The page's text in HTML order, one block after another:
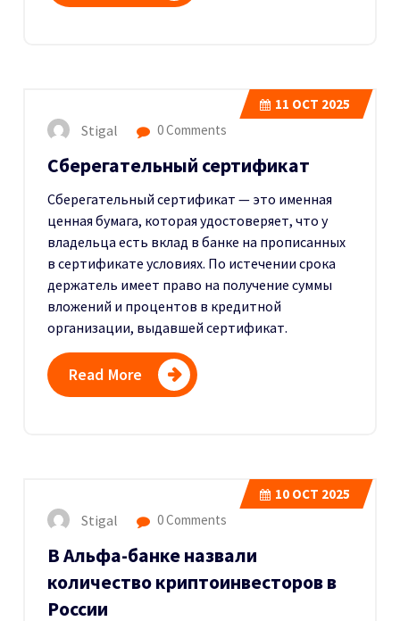
11 OCT 2025
Stigal 0 Comments
Сберегательный сертификат
Сберегательный сертификат — это именная
ценная бумага, которая удостоверяет, что у
владельца есть вклад в банке на прописанных
в сертификате условиях. По истечении срока
держатель имеет право на получение суммы
вложений и процентов в кредитной
организации, выдавшей сертификат.
Read More
10 OCT 2025
Stigal 0 Comments
В Альфа-банке назвали
количество криптоинвесторов в
России